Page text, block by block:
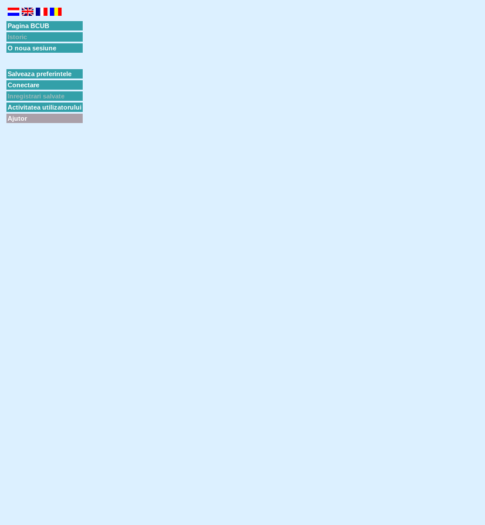
Pagina BCUB
Istoric
O noua sesiune
Salveaza preferintele
Conectare
Inregistrari salvate
Activitatea utilizatorului
Ajutor